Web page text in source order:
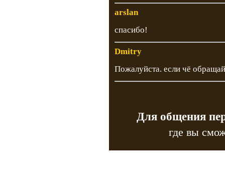
arslan
спасибо!
Dmitry
Пожалуйста. если чё
Для общения
где вы